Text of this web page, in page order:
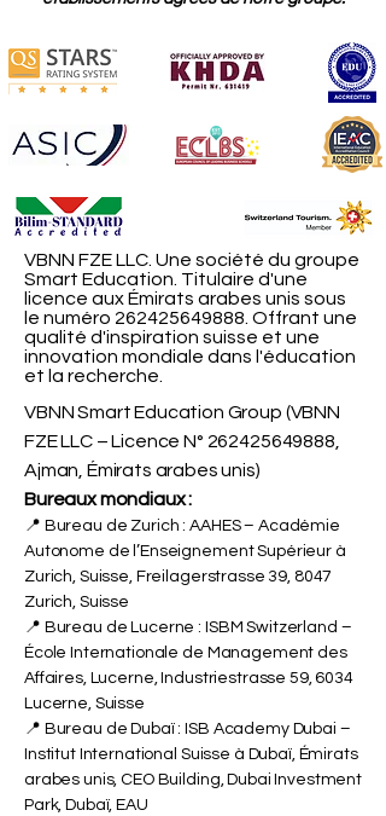
VBNN FZE LLC. Une société du groupe
Smart Education. Titulaire d'une
licence aux Émirats arabes unis sous
le numéro 262425649888. Offrant une
qualité d'inspiration suisse et une
innovation mondiale dans l'éducation
et la recherche.
VBNN Smart Education Group (VBNN
FZE LLC – Licence N° 262425649888,
Ajman, Émirats arabes unis)
Bureaux mondiaux :
📍 Bureau de Zurich : AAHES – Académie
Autonome de l’Enseignement Supérieur à
Zurich, Suisse, Freilagerstrasse 39, 8047
Zurich, Suisse
📍 Bureau de Lucerne : ISBM Switzerland –
École Internationale de Management des
Affaires, Lucerne, Industriestrasse 59, 6034
Lucerne, Suisse
📍 Bureau de Dubaï : ISB Academy Dubai –
Institut International Suisse à Dubaï, Émirats
arabes unis, CEO Building, Dubai Investment
Park, Dubaï, EAU